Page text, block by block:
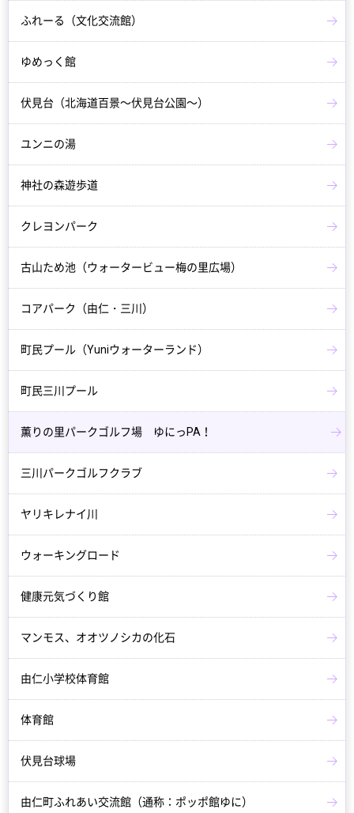
ふれーる（文化交流館）
ゆめっく館
伏見台（北海道百景～伏見台公園～）
ユンニの湯
神社の森遊歩道
クレヨンパーク
古山ため池（ウォータービュー梅の里広場）
コアパーク（由仁・三川）
町民プール（Yuniウォーターランド）
町民三川プール
薫りの里パークゴルフ場 ゆにっPA！
三川パークゴルフクラブ
ヤリキレナイ川
ウォーキングロード
健康元気づくり館
マンモス、オオツノシカの化石
由仁小学校体育館
体育館
伏見台球場
由仁町ふれあい交流館（通称：ポッポ館ゆに）